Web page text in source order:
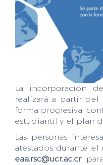
La incorporación
realizará a partir
forma progresiva,
estudiantil y el plan
Las personas
atestados durante el
eaa.rsc@ucr.ac.crpara